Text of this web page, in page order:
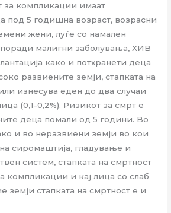
за компликации имаат
под 5 годишна возраст, возрасни
жени, луѓе со намален
малигни заболувања, ХИВ
како и потхранети деца
развиените земји, стапката на
изнесува еден до два случаи
(0,1-0,2%). Ризикот за смрт е
деца помали од 5 години. Во
и во неразвиени земји во кои
сиромаштија, гладување и
систем, стапката на смртност
компликации и кај лица со слаб
земји стапката на смртност е и